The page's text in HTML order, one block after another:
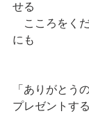
せる
こころをく
にも
「ありがとう
プレゼントする